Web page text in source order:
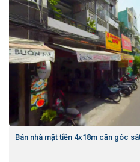
Bán nhà mặt tiền 4x18m căn góc